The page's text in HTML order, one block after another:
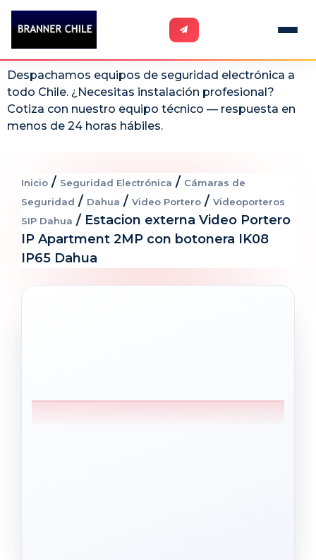
Despachamos equipos de seguridad electrónica a
todo Chile. ¿Necesitas instalación profesional?
Cotiza con nuestro equipo técnico — respuesta en
menos de 24 horas hábiles.
Inicio / Seguridad Electrónica / Cámaras de
Seguridad / Dahua / Video Portero / Videoporteros
SIP Dahua / Estacion externa Video Portero
IP Apartment 2MP con botonera IK08
IP65 Dahua